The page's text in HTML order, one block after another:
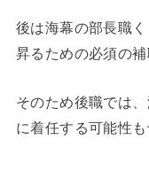
後は海幕の部長職
昇るための必須の補
そのため後職では
に着任する可能性